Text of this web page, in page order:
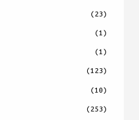
(23)
(1)
(1)
(123)
(10)
(253)